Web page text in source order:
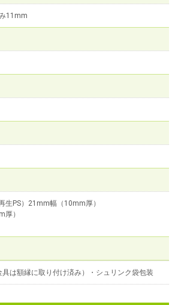
11mm
生PS）21mm幅（10mm厚）
厚）
具は額縁に取り付け済み）・シュリンク袋包装